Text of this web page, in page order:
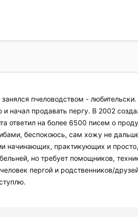
пчеловодством -
и начал продавать пергу. В 2002
ответил на более 6500 писем о
беспокоюсь, сам хожу не
практикующих и
но требует помощников,
пергой и родственников/